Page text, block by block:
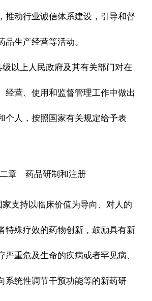
推动行业诚信体系建设，引导和督
品生产经营等活动。
上人民政府及其有关部门对在
经营、使用和监督管理工作中做出
个人，按照国家有关规定给予表
章 药品研制和注册
持以临床价值为导向、对人的
特殊疗效的药物创新，鼓励具有新
严重危及生命的疾病或者罕见病、
系统性调节干预功能等的新药研